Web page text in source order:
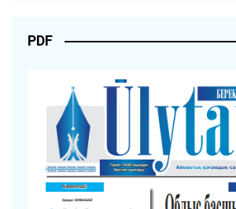
PDF